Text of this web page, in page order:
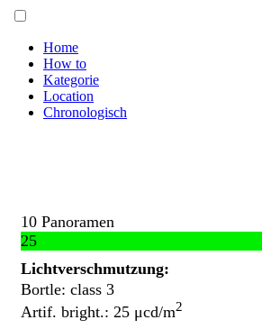
Home
How to
Kategorie
Location
Chronologisch
10 Panoramen
25
Lichtverschmutzung:
Bortle: class 3
Artif. bright.: 25 μcd/m2